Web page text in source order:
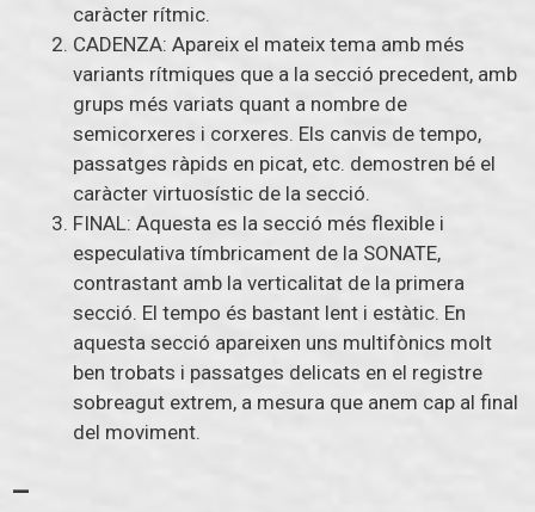
caràcter rítmic.
CADENZA: Apareix el mateix tema amb més
variants rítmiques que a la secció precedent, amb
grups més variats quant a nombre de
semicorxeres i corxeres. Els canvis de tempo,
passatges ràpids en picat, etc. demostren bé el
caràcter virtuosístic de la secció.
FINAL: Aquesta es la secció més flexible i
especulativa tímbricament de la SONATE,
contrastant amb la verticalitat de la primera
secció. El tempo és bastant lent i estàtic. En
aquesta secció apareixen uns multifònics molt
ben trobats i passatges delicats en el registre
sobreagut extrem, a mesura que anem cap al final
del moviment.
—